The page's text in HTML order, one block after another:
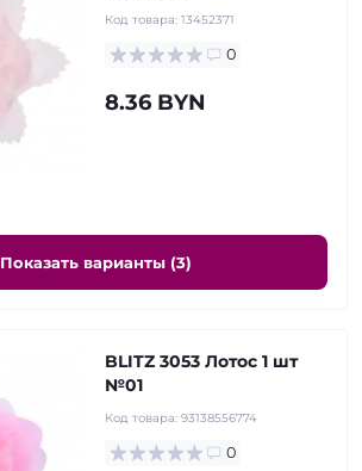
Код товара: 13452371
0
8.36 BYN
Показать варианты (3)
BLITZ 3053 Лотос 1 шт
№01
Код товара: 93138556774
0